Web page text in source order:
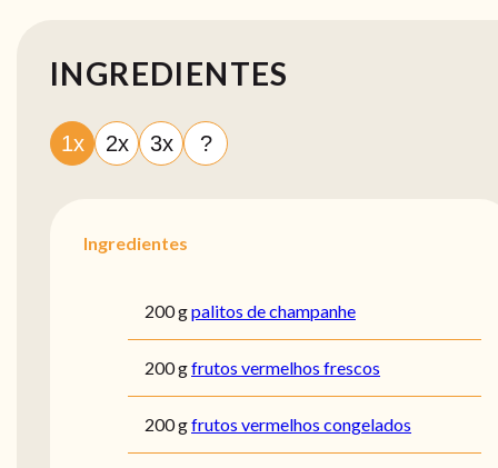
INGREDIENTES
1x 2x 3x ?
Ingredientes
200 gpalitos de champanhe
200 gfrutos vermelhos frescos
200 gfrutos vermelhos congelados